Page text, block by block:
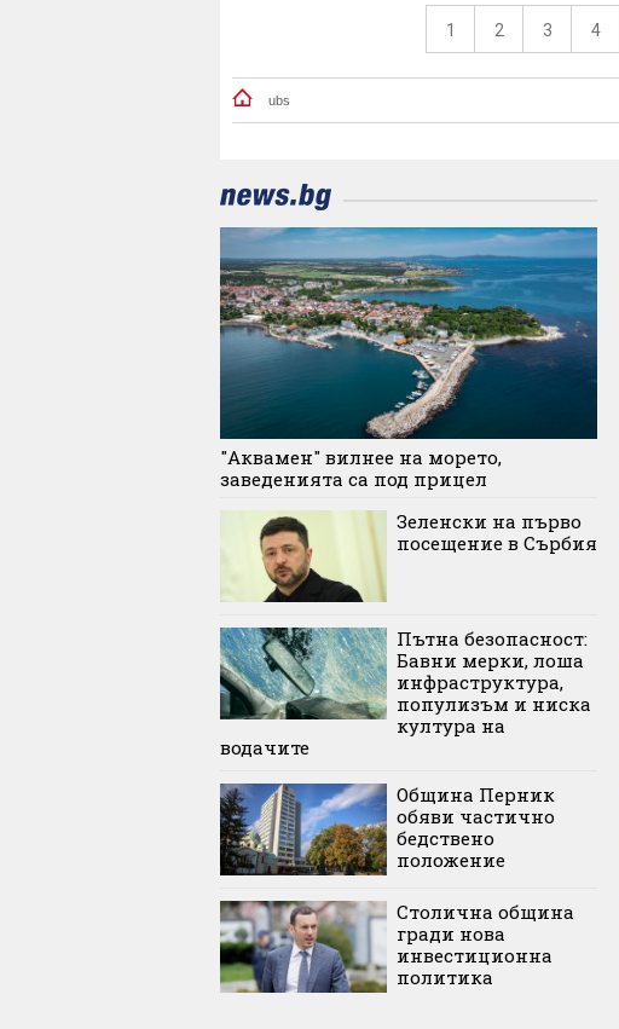
1 2 3 4
ubs
"Аквамен" вилнее на морето,
заведенията са под прицел
Зеленски на първо
посещение в Сърбия
Пътна безопасност:
Бавни мерки, лоша
инфраструктура,
популизъм и ниска
култура на
водачите
Община Перник
обяви частично
бедствено
положение
Столична община
гради нова
инвестиционна
политика